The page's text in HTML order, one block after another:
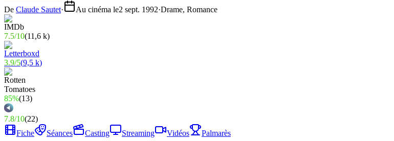
De Claude Sautet· Au cinéma le2 sept. 1992·Drame, Romance
7.5/10(11,6 k)
3.9/5(9,5 k)
85%(13)
7.8/10(22)
Fiche
Séances Casting Streaming Vidéos
Palmarès